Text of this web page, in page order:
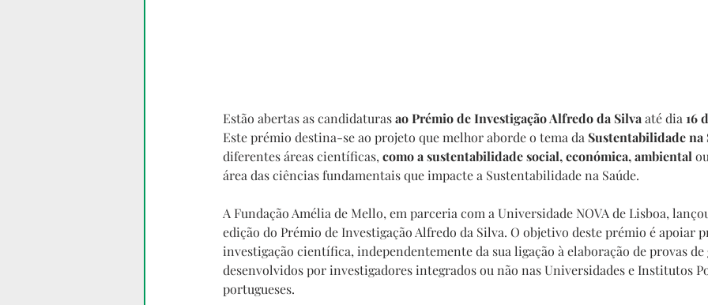
Estão abertas as candidaturas ao Prémio de Investigação Alfredo da Silva até dia 16
Este prémio destina-se ao projeto que melhor aborde o tema da Sustentabilidade na
diferentes áreas científicas, como a sustentabilidade social, económica, ambiental
área das ciências fundamentais que impacte a Sustentabilidade na Saúde.
A Fundação Amélia de Mello, em parceria com a Universidade NOVA de Lisboa,
edição do Prémio de Investigação Alfredo da Silva. O objetivo deste prémio é apoiar
investigação científica, independentemente da sua ligação à elaboração de provas
desenvolvidos por investigadores integrados ou não nas Universidades e Institutos
portugueses.